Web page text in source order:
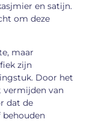
en satijn.
om deze
maar
zijn
Door het
vermijden van
dat de
behouden